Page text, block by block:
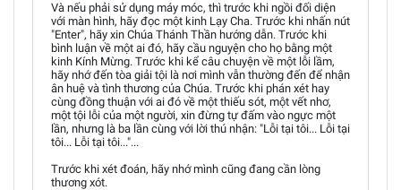
Và nếu phải sử dụng máy móc, thì trước khi ngồi đối diện
với màn hình, hãy đọc một kinh Lạy Cha. Trước khi nhấn nút
"Enter", hãy xin Chúa Thánh Thần hướng dẫn. Trước khi
bình luận về một ai đó, hãy cầu nguyện cho họ bằng một
kinh Kính Mừng. Trước khi kể câu chuyện về một lỗi lầm,
hãy nhớ đến tòa giải tội là nơi mình vẫn thường đến để nhận
ân huệ và tình thương của Chúa. Trước khi phán xét hay
cùng đồng thuận với ai đó về một thiếu sót, một vết nhơ,
một tội lỗi của một người, xin đừng tự đấm vào ngực một
lần, nhưng là ba lần cùng với lời thú nhận: "Lỗi tại tôi... Lỗi tại
tôi... Lỗi tại tôi..."...
Trước khi xét đoán, hãy nhớ mình cũng đang cần lòng
thương xót.